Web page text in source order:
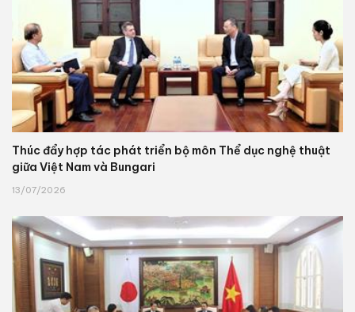
Thúc đẩy hợp tác phát triển bộ môn Thể dục nghệ thuật
giữa Việt Nam và Bungari
13/07/2026